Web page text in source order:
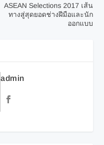
ASEAN Selections 2017 เส้น
ทางสู่สุดยอดช่างฝีมือและนัก
ออกแบบ
admin